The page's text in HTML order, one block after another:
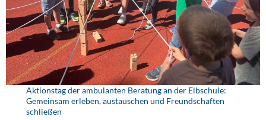
Aktionstag der ambulanten Beratung an der Elbschule:
Gemeinsam erleben, austauschen und Freundschaften
schließen